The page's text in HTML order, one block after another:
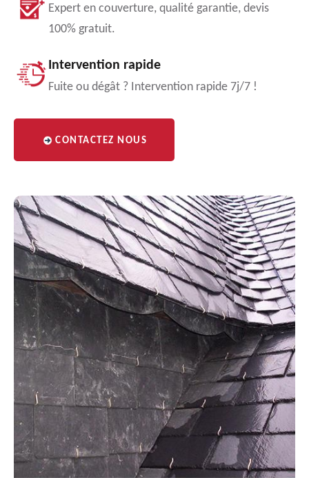
Expert en couverture, qualité garantie, devis
100% gratuit.
Intervention rapide
Fuite ou dégât ? Intervention rapide 7j/7 !
CONTACTEZ NOUS